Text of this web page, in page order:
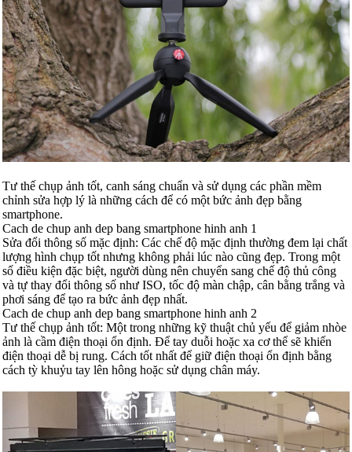
Tư thế chụp ảnh tốt, canh sáng chuẩn và sử dụng các phần mềm
chỉnh sửa hợp lý là những cách để có một bức ảnh đẹp bằng
smartphone.
Cach de chup anh dep bang smartphone hinh anh 1
Sửa đổi thông số mặc định: Các chế độ mặc định thường đem lại chất
lượng hình chụp tốt nhưng không phải lúc nào cũng đẹp. Trong một
số điều kiện đặc biệt, người dùng nên chuyển sang chế độ thủ công
và tự thay đổi thông số như ISO, tốc độ màn chập, cân bằng trắng và
phơi sáng để tạo ra bức ảnh đẹp nhất.
Cach de chup anh dep bang smartphone hinh anh 2
Tư thế chụp ảnh tốt: Một trong những kỹ thuật chủ yếu để giảm nhòe
ảnh là cầm điện thoại ổn định. Để tay duỗi hoặc xa cơ thể sẽ khiến
điện thoại dễ bị rung. Cách tốt nhất để giữ điện thoại ổn định bằng
cách tỳ khuỷu tay lên hông hoặc sử dụng chân máy.